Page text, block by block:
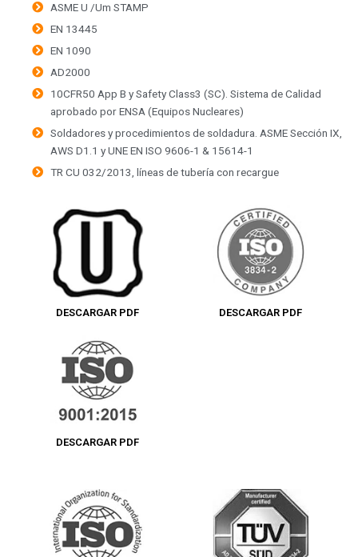
ASME U /Um STAMP
EN 13445
EN 1090
AD2000
10CFR50 App B y Safety Class3 (SC). Sistema de Calidad
aprobado por ENSA (Equipos Nucleares)
Soldadores y procedimientos de soldadura. ASME Sección IX,
AWS D1.1 y UNE EN ISO 9606-1 & 15614-1
TR CU 032/2013, líneas de tubería con recargue
DESCARGAR PDF DESCARGAR PDF
DESCARGAR PDF